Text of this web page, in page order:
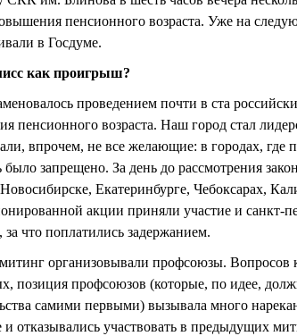
пенсионного возраста. Уже на
в Госдуме.
как проигрыш?
проведением почти в ста
пенсионного возраста. Наш город стал
впрочем, не все желающие: в городах, где
было запрещено. За день до рассмотрения
Екатеринбурге, Чебоксарах,
акции приняли участие и санкт-
за что поплатились задержанием.
организовывали профсоюзы. Вопросов
позиция профсоюзов (которые, по идее,
самими первыми) вызывала много
и отказывались участвовать в предыдущих